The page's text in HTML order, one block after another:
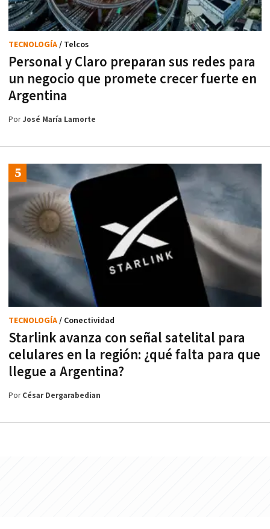
Personal y Claro preparan sus redes para
un negocio que promete crecer fuerte en
Argentina
TECNOLOGÍA/ Telcos
PorJosé María Lamorte
Starlink avanza con señal satelital para
celulares en la región: ¿qué falta para que
llegue a Argentina?
TECNOLOGÍA/ Conectividad
PorCésar Dergarabedian